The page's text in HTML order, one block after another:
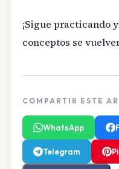
¡Sigue practicando
conceptos se
COMPARTIR ESTE
WhatsApp
Telegram